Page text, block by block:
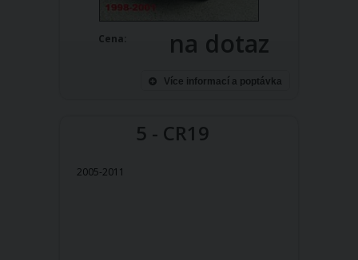
Cena: na dotaz
Více informací a poptávka
5 - CR19
2005-2011